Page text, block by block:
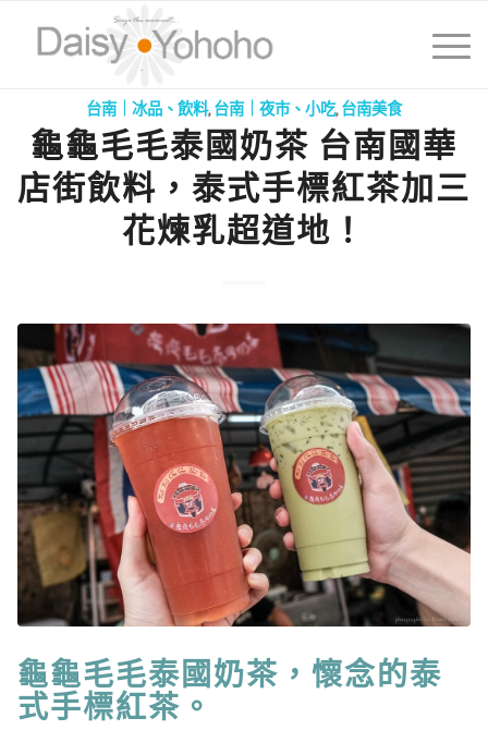
台南｜冰品、飲料,台南｜夜市、小吃,台南美食
龜龜毛毛泰國奶茶 台南國華
店街飲料，泰式手標紅茶加三
花煉乳超道地！
龜龜毛毛泰國奶茶，懷念的泰
式手標紅茶。